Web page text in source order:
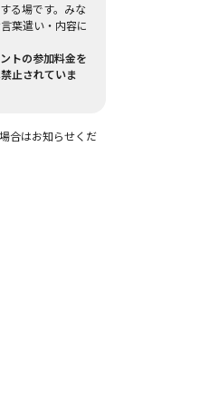
る場です。みな
葉遣い・内容に
トの参加料金を
止されていま
合はお知らせくだ